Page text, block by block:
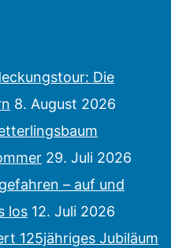
Die
8. August 2026
29. Juli 2026
– auf und
los 12. Juli 2026
125jähriges Jubiläum